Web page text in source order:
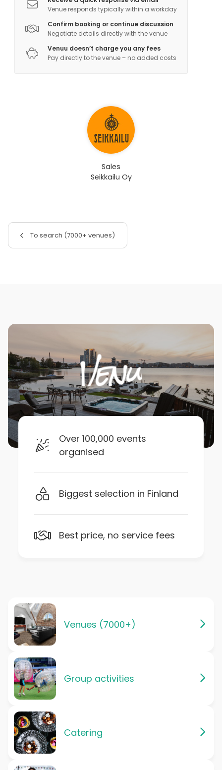
Venue responds typically within a workday
Confirm booking or continue discussion
Negotiate details directly with the venue
Venuu doesn’t charge you any fees
Pay directly to the venue – no added costs
Sales
Seikkailu Oy
To search (7000+ venues)
Over 100,000 events
organised
Biggest selection in Finland
Best price, no service fees
Venues (7000+)
Group activities
Catering